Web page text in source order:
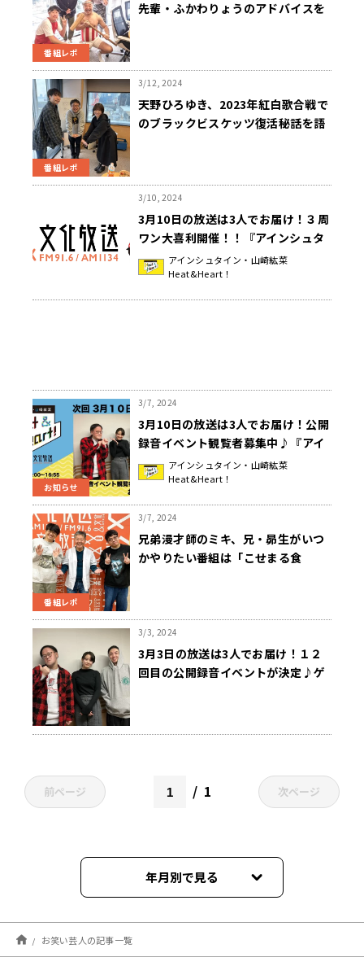
番組レポ
先輩・ふかわりょうのアドバイスを
番組レポ
3/12, 2024
天野ひろゆき、2023年紅白歌合戦で
のブラックビスケッツ復活秘話を語
3/10, 2024
3月10日の放送は3人でお届け！３周
ワン大喜利開催！！『アインシュタ
イン・山崎紘菜 Heat&Heart!』
アインシュタイン・山崎紘菜
Heat&Heart！
お知らせ
3/7, 2024
3月10日の放送は3人でお届け！公開
録音イベント観覧者募集中♪『アイ
ンシュタイン・山崎紘菜
Heat&Heart!』
アインシュタイン・山崎紘菜
Heat&Heart！
番組レポ
3/7, 2024
兄弟漫才師のミキ、兄・昴生がいつ
かやりたい番組は「こせまる食
3/3, 2024
3月3日の放送は3人でお届け！１２
回目の公開録音イベントが決定♪ゲ
前ページ 1 次ページ
年月別で見る
2026年08月
2026年07月
お笑い芸人の記事一覧